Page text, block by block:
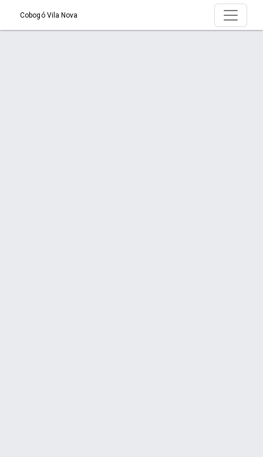
Cobogó Vila Nova